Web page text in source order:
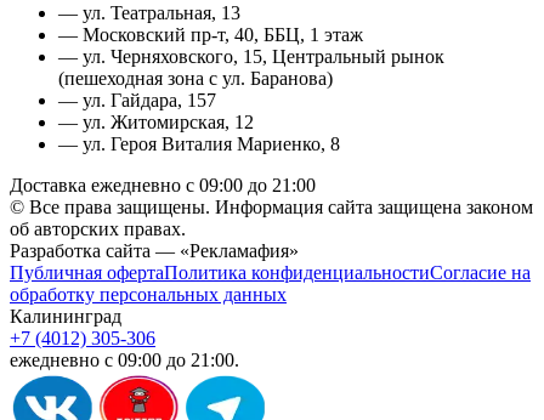
— ул. Театральная, 13
— Московский пр-т, 40, ББЦ, 1 этаж
— ул. Черняховского, 15, Центральный рынок
(пешеходная зона с ул. Баранова)
— ул. Гайдара, 157
— ул. Житомирская, 12
— ул. Героя Виталия Мариенко, 8
Доставка ежедневно с 09:00 до 21:00
© Все права защищены. Информация сайта защищена законом
об авторских правах.
Разработка сайта — «Рекламафия»
Публичная офертаПолитика конфиденциальностиСогласие на
обработку персональных данных
Калининград
+7 (4012) 305-306
ежедневно с 09:00 до 21:00.